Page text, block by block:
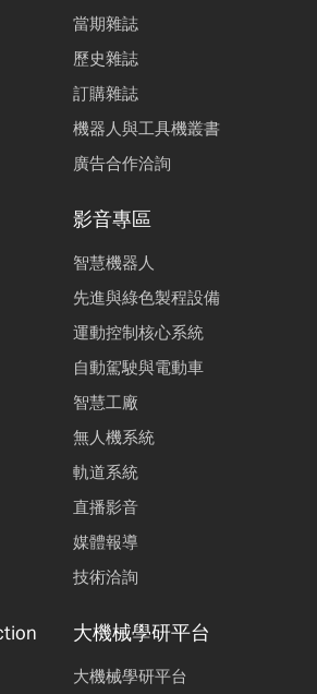
當期雜誌
歷史雜誌
訂購雜誌
機器人與工具機叢書
廣告合作洽詢
影音專區
智慧機器人
先進與綠色製程設備
運動控制核心系統
自動駕駛與電動車
智慧工廠
無人機系統
軌道系統
直播影音
媒體報導
技術洽詢
大機械學研平台
大機械學研平台